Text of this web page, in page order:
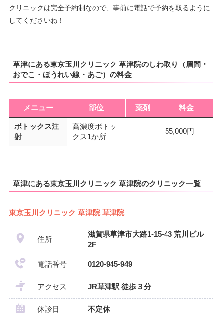
クリニックは完全予約制なので、事前に電話で予約を取るように
してくださいね！
草津にある東京玉川クリニック 草津院のしわ取り（眉間・
おでこ・ほうれい線・あご）の料金
メニュー 部位 薬剤 料金
ボトックス注
射
高濃度ボトッ
クス1か所
55,000円
草津にある東京玉川クリニック 草津院のクリニック一覧
東京玉川クリニック 草津院 草津院
住所
滋賀県草津市大路1-15-43 荒川ビル
2F
電話番号 0120-945-949
アクセス JR草津駅 徒歩３分
休診日 不定休